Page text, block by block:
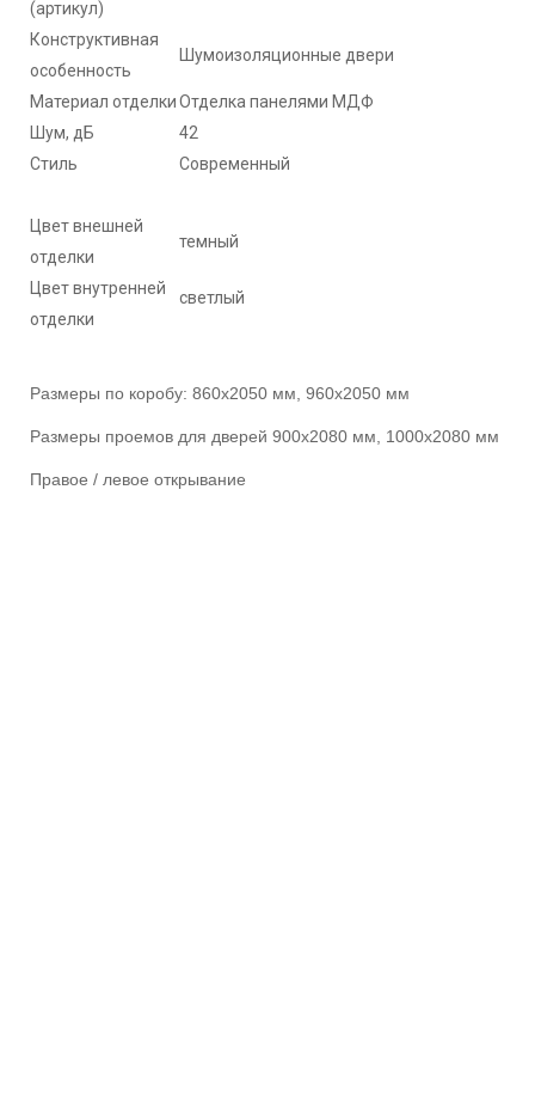
(артикул)
Конструктивная
особенность
Шумоизоляционные двери
Материал отделкиОтделка панелями МДФ
Шум, дБ
42
Стиль
Современный
Цвет внешней
отделки
темный
Цвет внутренней
отделки
светлый
Размеры по коробу: 860х2050 мм, 960х2050 мм
Размеры проемов для дверей 900х2080 мм, 1000х2080 мм
Правое / левое открывание